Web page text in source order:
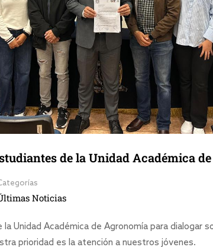
de la Unidad Académica
Noticias
Unidad Académica de Agronomía para dialogar
prioridad es la atención a nuestros jóvenes.